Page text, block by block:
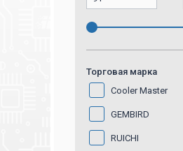
Торговая марка
Cooler Master
GEMBIRD
RUICHI